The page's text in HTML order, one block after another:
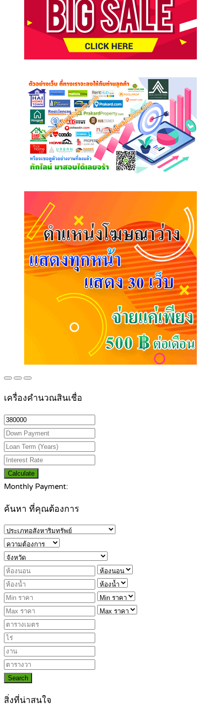
เครื่องคำนวณสินเชื่อ
Calculate
Monthly Payment:
ค้นหา ที่คุณต้องการ
Search
สิ่งที่น่าสนใจ